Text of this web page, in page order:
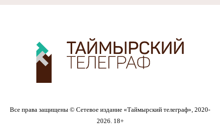
Все права защищены © Сетевое издание «Таймырский телеграф», 2020-
2026. 18+